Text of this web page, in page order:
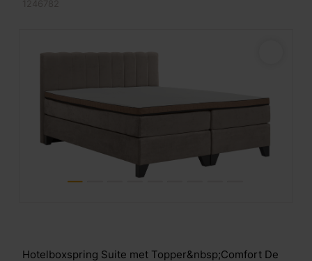
Hotelboxspring Suite met Topper&nbsp;Comfort De